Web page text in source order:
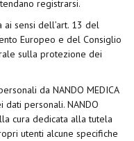
registrarsi.
sensi dell’art. 13 del
Europeo e del Consiglio
sulla protezione dei
da NANDO MEDICA
personali. NANDO
cura dedicata alla tutela
utenti alcune specifiche